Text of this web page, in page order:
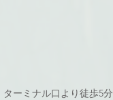
ーミナル口より徒歩5分